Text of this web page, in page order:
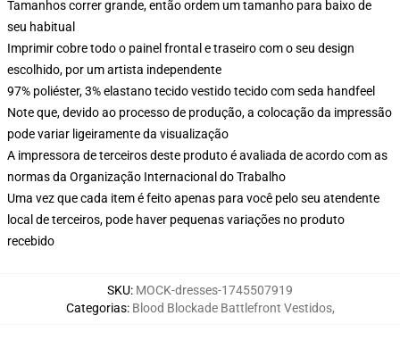
Tamanhos correr grande, então ordem um tamanho para baixo de
seu habitual
Imprimir cobre todo o painel frontal e traseiro com o seu design
escolhido, por um artista independente
97% poliéster, 3% elastano tecido vestido tecido com seda handfeel
Note que, devido ao processo de produção, a colocação da impressão
pode variar ligeiramente da visualização
A impressora de terceiros deste produto é avaliada de acordo com as
normas da Organização Internacional do Trabalho
Uma vez que cada item é feito apenas para você pelo seu atendente
local de terceiros, pode haver pequenas variações no produto
recebido
SKU: MOCK-dresses-1745507919
Categorias: Blood Blockade Battlefront Vestidos,